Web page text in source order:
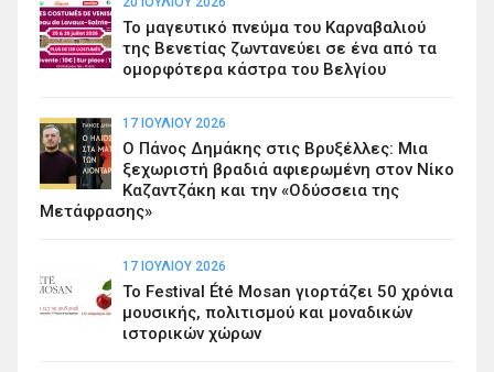
Το μαγευτικό πνεύμα του Καρναβαλιού
της Βενετίας ζωντανεύει σε ένα από τα
ομορφότερα κάστρα του Βελγίου
17 ΙΟΥΛΊΟΥ 2026
Ο Πάνος Δημάκης στις Βρυξέλλες: Μια
ξεχωριστή βραδιά αφιερωμένη στον Νίκο
Καζαντζάκη και την «Οδύσσεια της
Μετάφρασης»
17 ΙΟΥΛΊΟΥ 2026
Το Festival Été Mosan γιορτάζει 50 χρόνια
μουσικής, πολιτισμού και μοναδικών
ιστορικών χώρων